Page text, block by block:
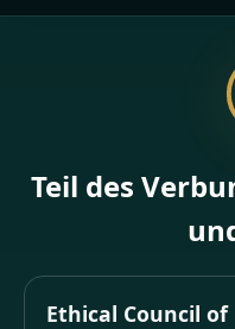
Teil des
Ethical Council